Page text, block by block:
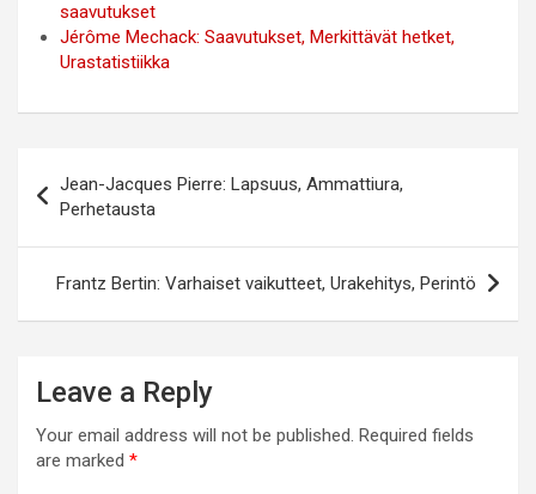
saavutukset
Jérôme Mechack: Saavutukset, Merkittävät hetket,
Urastatistiikka
navigation
Jean-Jacques Pierre: Lapsuus, Ammattiura,
Perhetausta
Frantz Bertin: Varhaiset vaikutteet, Urakehitys, Perintö
Leave a Reply
Your email address will not be published. Required fields
are marked *